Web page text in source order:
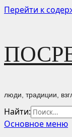
Перейти к
люди, традиции,
Найти:
Основное меню